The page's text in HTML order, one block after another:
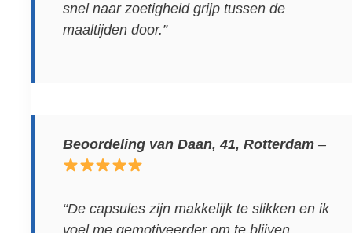
snel naar zoetigheid grijp tussen de
maaltijden door.”
Beoordeling van Daan, 41, Rotterdam –
“De capsules zijn makkelijk te slikken en ik